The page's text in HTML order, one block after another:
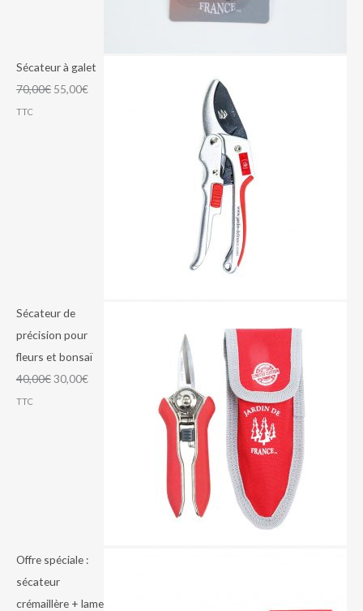
Sécateur à galet
70,00€ 55,00€
TTC
Sécateur de
précision pour
fleurs et bonsaï
40,00€30,00€
TTC
Offre spéciale :
sécateur
crémaillère + lame